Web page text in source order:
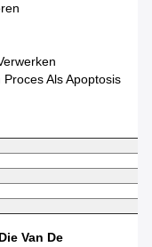
Als Apoptosis
Van De